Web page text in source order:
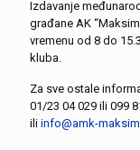
Izdavanje
građane AK
vremenu od 8 do
kluba.
Za sve ostale
01/23 04 029 ili 099
ili info@amk-